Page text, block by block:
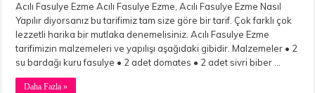
Acılı Fasulye Ezme Acılı Fasulye Ezme, Acılı Fasulye Ezme Nasıl
Yapılır diyorsanız bu tarifimiz tam size göre bir tarif. Çok farklı çok
lezzetli harika bir mutlaka denemelisiniz. Acılı Fasulye Ezme
tarifimizin malzemeleri ve yapılışı aşağıdaki gibidir. Malzemeler • 2
su bardağı kuru fasulye • 2 adet domates • 2 adet sivri biber …
Daha Fazla »